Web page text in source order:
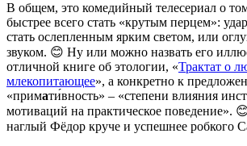
В общем, это комедийный телесериал о
быстрее всего стать «крутым перцем»:
стать ослепленным ярким светом, или
звуком. 😊 Ну или можно назвать его
отличной книге об этологии, «Трактат о
млекопитающее», а конкретно к
«примати́вность» – «степени влияния
мотиваций на практическое поведение».
наглый Фёдор круче и успешнее робкого